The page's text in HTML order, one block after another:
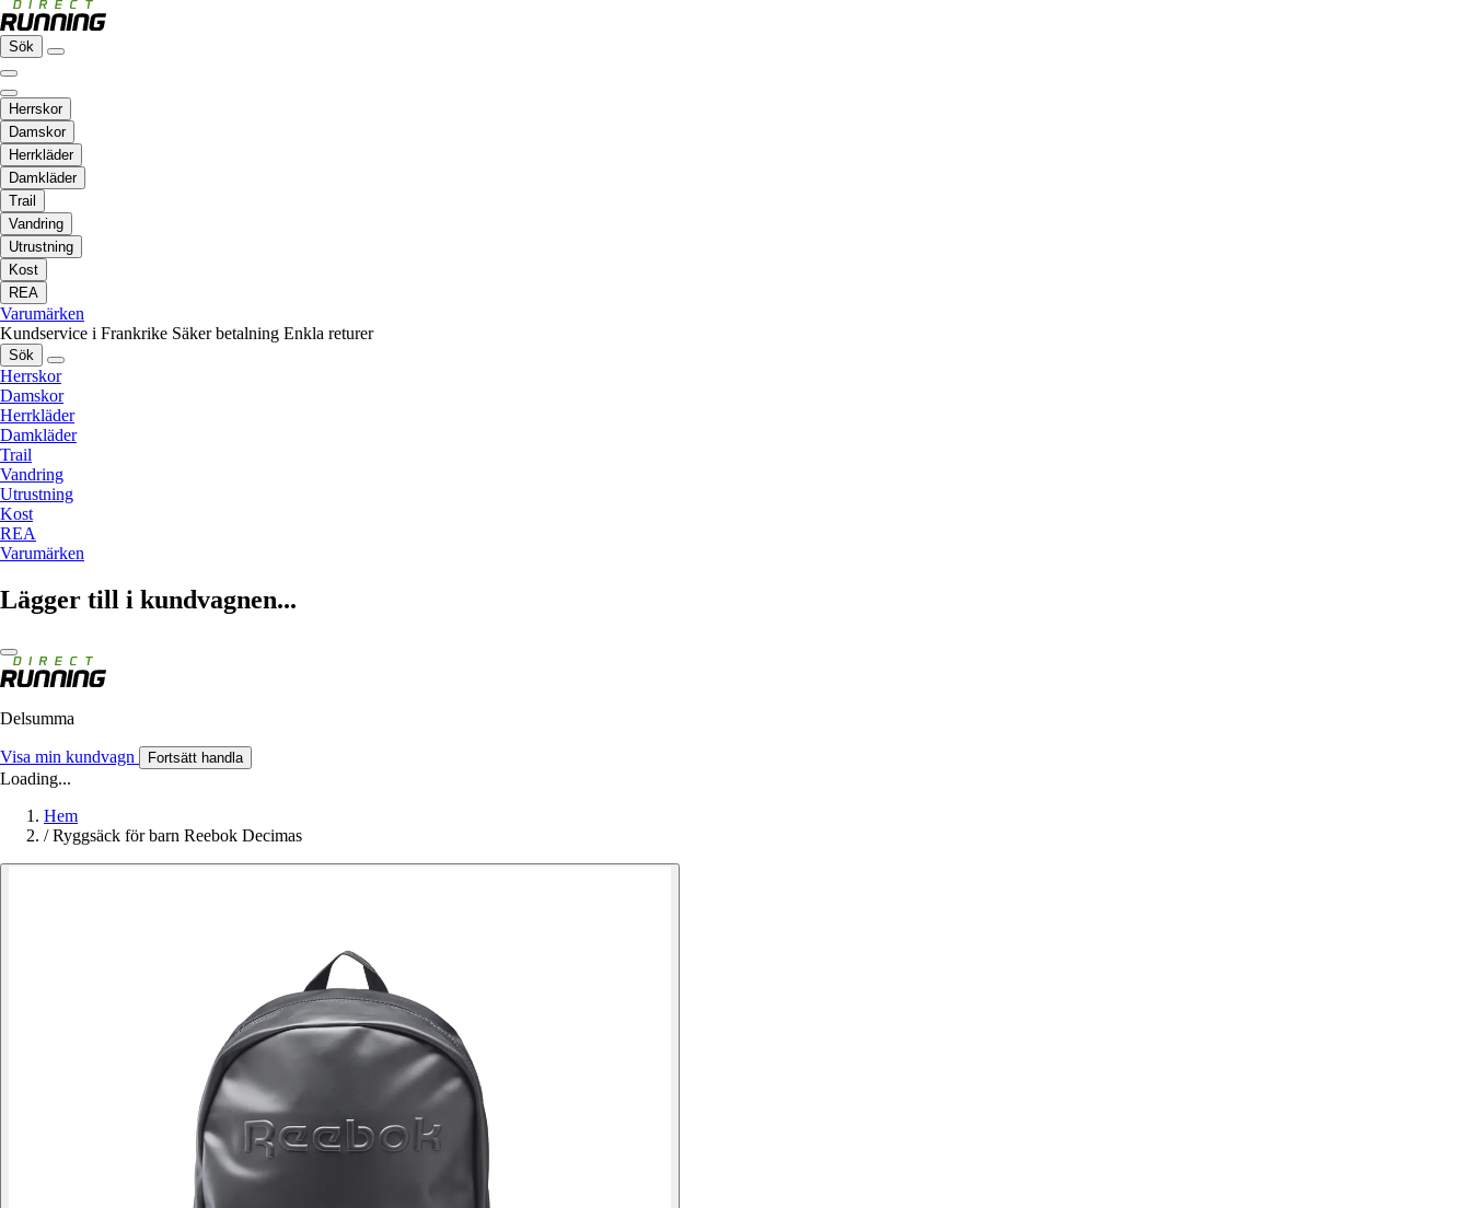
Sök
Herrskor
Damskor
Herrkläder
Damkläder
Trail
Vandring
Utrustning
Kost
REA
Varumärken
Kundservice i Frankrike Säker betalning Enkla returer
Sök
Herrskor
Damskor
Herrkläder
Damkläder
Trail
Vandring
Utrustning
Kost
REA
Varumärken
Lägger till i kundvagnen...
Delsumma
Visa min kundvagn Fortsätt handla
Loading...
Hem
/ Ryggsäck för barn Reebok Decimas